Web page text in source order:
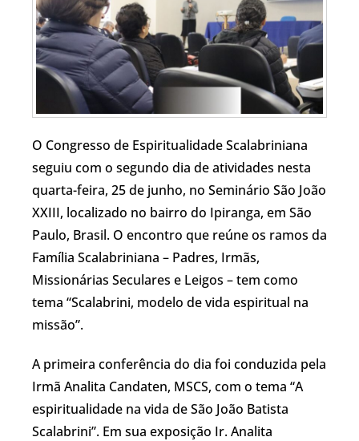
O Congresso de Espiritualidade Scalabriniana
seguiu com o segundo dia de atividades nesta
quarta-feira, 25 de junho, no Seminário São João
XXIII, localizado no bairro do Ipiranga, em São
Paulo, Brasil. O encontro que reúne os ramos da
Família Scalabriniana – Padres, Irmãs,
Missionárias Seculares e Leigos – tem como
tema “Scalabrini, modelo de vida espiritual na
missão”.
A primeira conferência do dia foi conduzida pela
Irmã Analita Candaten, MSCS, com o tema “A
espiritualidade na vida de São João Batista
Scalabrini”. Em sua exposição Ir. Analita